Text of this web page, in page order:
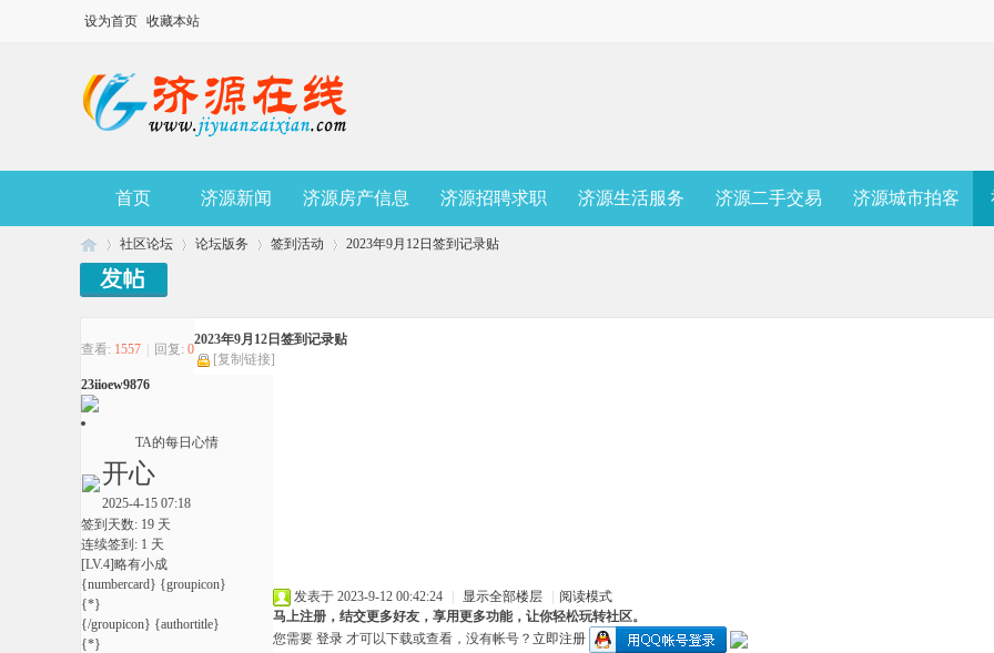
设为首页 收藏本站
首页 济源新闻 济源房产信息 济源招聘求职 济源生活服务 济源二手交易 济源城市拍客
济
源
»
社区论坛 论坛版务
›
签到活动
›
2023年9月12日签到记录贴
查看: 1557 回复: 0
2023年9月12日签到记录贴
[复制链接]
23iioew9876
TA的每日心情
开心
2025-4-15 07:18
签到天数: 19 天
连续签到: 1 天
[LV.4]略有小成
{numbercard} {groupicon}
{*}
{/groupicon} {authortitle}
{*}
发表于 2023-9-12 00:42:24 显示全部楼层
阅读模式
马上注册，结交更多好友，享用更多功能，让你轻松玩转社区。
您需要 登录 才可以下载或查看，没有帐号？ 立即注册